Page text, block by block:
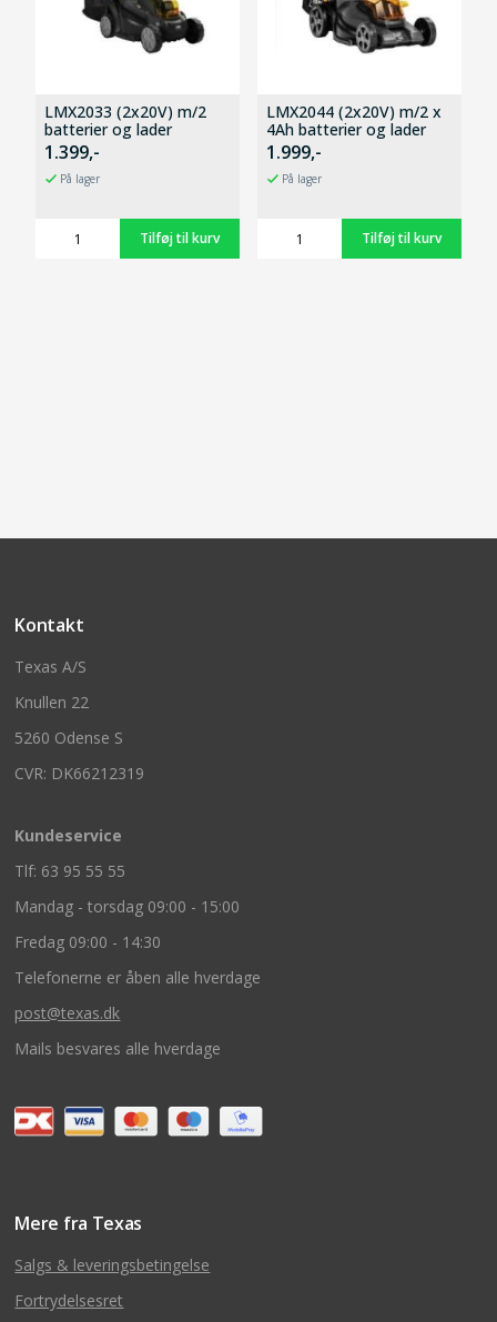
LMX2033 (2x20V) m/2
batterier og lader
1.399,-
På lager
LMX2044 (2x20V) m/2 x
4Ah batterier og lader
1.999,-
På lager
Kontakt
Texas A/S
Knullen 22
5260 Odense S
CVR: DK66212319
Kundeservice
Tlf: 63 95 55 55
Mandag - torsdag 09:00 - 15:00
Fredag 09:00 - 14:30
Telefonerne er åben alle hverdage
post@texas.dk
Mails besvares alle hverdage
Mere fra Texas
Salgs & leveringsbetingelse
Fortrydelsesret